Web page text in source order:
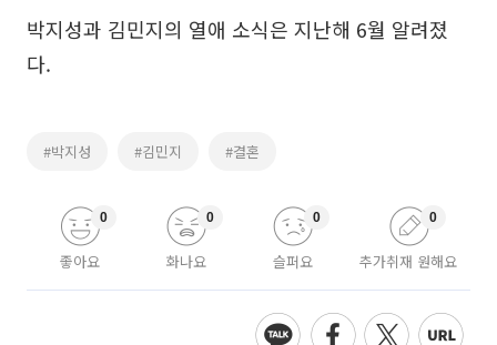
박지성과 김민지의 열애 소식은 지난해 6월 알려졌
다.
#박지성 #김민지 #결혼
좋아요
0
화나요
0
슬퍼요
0
추가취재 원해요
0